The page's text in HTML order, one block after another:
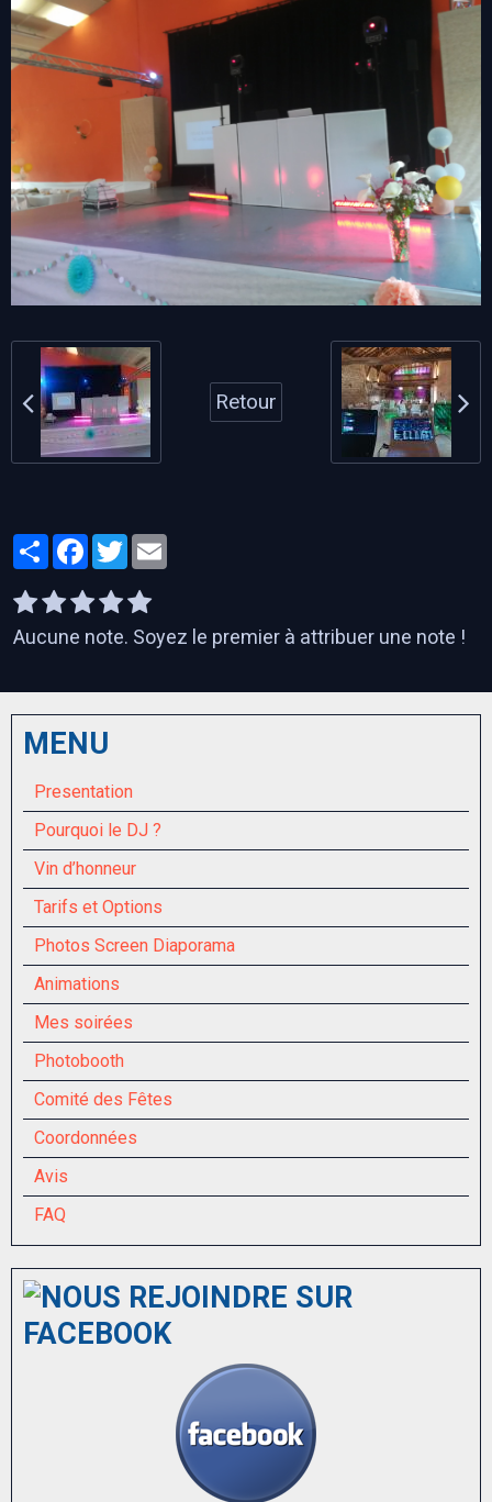
Retour
PartagerFacebook
Twitter
Aucune note. Soyez le premier à attribuer une note !
MENU
Presentation
Pourquoi le DJ ?
Vin d’honneur
Tarifs et Options
Photos Screen Diaporama
Animations
Mes soirées
Photobooth
Comité des Fêtes
Coordonnées
Avis
FAQ